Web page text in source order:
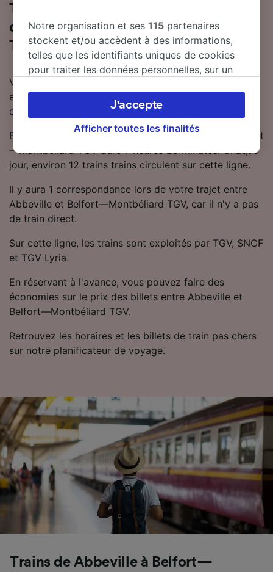
Tout ce qu'il faut savoir sur les trains
de Abbeville à Belfort—Montbéliard
TGV
Vous souhaitez en savoir plus sur le voyage en train
entre Abbeville et Belfort—Montbéliard TGV ? Ne
cherchez pas plus loin.
En moyenne, le trajet en train entre Abbeville et Belfort
—Montbéliard TGV dure 7 heures 28 minutes. Chaque
jour, environ 12 trains trains circulent sur cette ligne.
Il y aura 1 correspondance lors de votre trajet entre
Abbeville et Belfort—Montbéliard TGV, car il n'y a pas
de train direct.
Sur cette ligne, les trains sont exploités par TGV, SNCF
et TGV Lyria.
En réservant à l'avance, vous pouvez faire des
économies sur le prix des billets entre Abbeville et
Belfort—Montbéliard TGV.
Retrouvez les horaires et les billets de train pas chers
sur notre planificateur de voyage.
Trains de Abbeville à Belfort—
Notre organisation et ses115 partenaires
stockent et/ou accèdent à des informations,
telles que les identifiants uniques de cookies
pour traiter les données personnelles, sur un
préférences, notamment en exerçant votre
droit d’opposition à l’intérêt légitime, en
cliquant ci-dessous ou à tout moment sur la
préférences seront signalées à nos partenaires
et n’affecteront pas les données de navigation.
Vos données ne seront pas utilisées à des fins
de traçage si vous nous avez demandé de ne
pas vous tracer.
Nos équipes ainsi que nos partenaires
externes, traitent des données selon les
Utiliser des données de géolocalisation
précises. Analyser activement les
caractéristiques de l’appareil pour
informations sur un appareil. Publicités et
contenu personnalisés, mesure de
performance des publicités et du contenu,
Liste de nos partenaires (fournisseurs)
Afficher toutes les finalités
J'accepte